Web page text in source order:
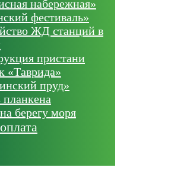
набережная»
фестиваль»
ЖД станций в
пристани
«Таврида»
пруд»
планкена
берегу моря